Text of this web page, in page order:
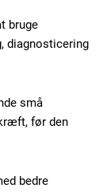
bruge
diagnosticering
små
før den
bedre